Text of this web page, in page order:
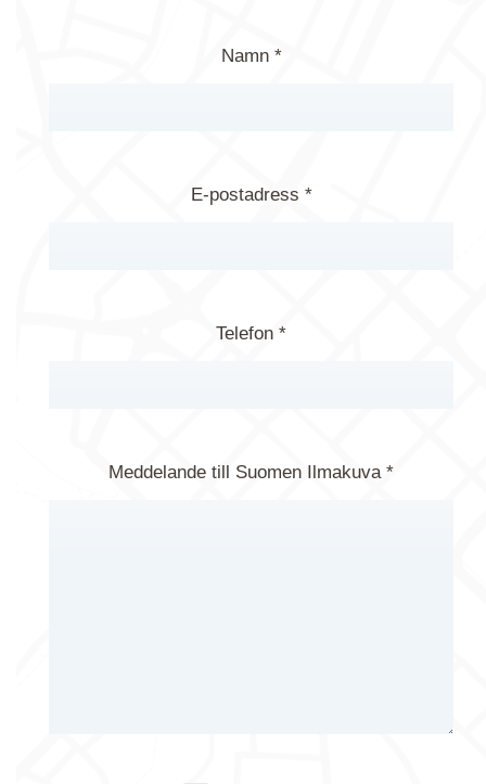
Namn *
E-postadress *
Telefon *
Meddelande till Suomen Ilmakuva *